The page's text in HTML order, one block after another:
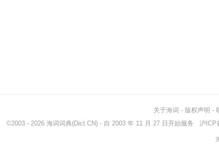
关于海词 - 版权声明 -
©2003 - 2026 海词词典(Dict.CN) - 自 2003 年 11 月 27 日开始服务 沪ICP